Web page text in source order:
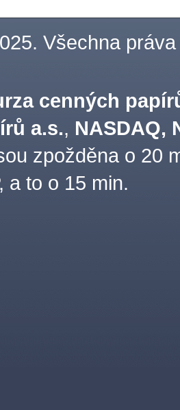
Všechna práva
cenných
a.s., NASDAQ,
zpožděna o 20
a to o 15 min.